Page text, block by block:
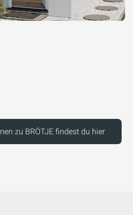
zu BRÖTJE findest du hier